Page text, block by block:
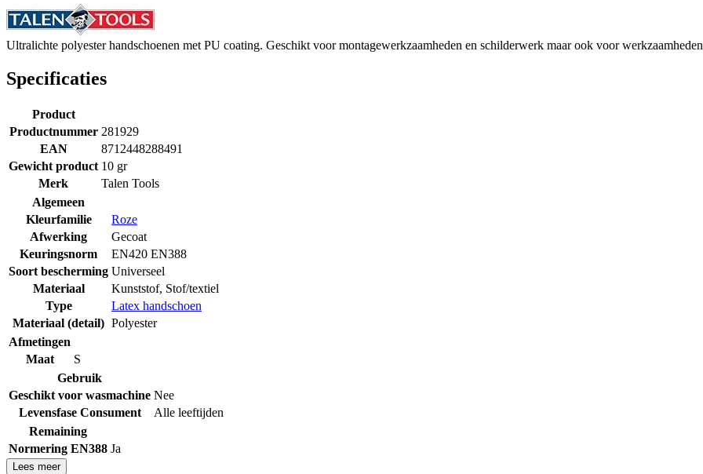
Ultralichte polyester handschoenen met PU coating. Geschikt voor montagewerkzaamheden en schilderwerk maar ook voor
Specificaties
Product
Productnummer 281929
EAN
8712448288491
Gewicht product 10 gr
Merk
Talen Tools
Algemeen
Kleurfamilie
Roze
Afwerking
Gecoat
Keuringsnorm
EN420 EN388
Soort bescherming Universeel
Materiaal
Kunststof, Stof/textiel
Type
Latex handschoen
Materiaal (detail) Polyester
Afmetingen
Maat
S
Gebruik
Geschikt voor wasmachine Nee
Levensfase Consument
Alle leeftijden
Remaining
Normering EN388 Ja
Lees meer